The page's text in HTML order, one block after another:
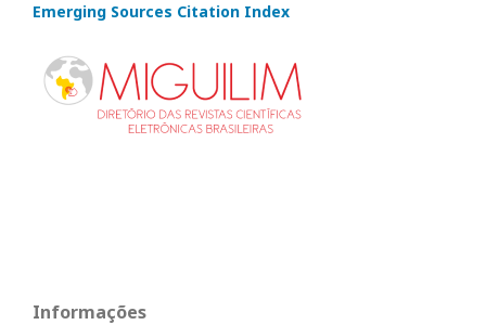
Emerging Sources Citation Index
Informações